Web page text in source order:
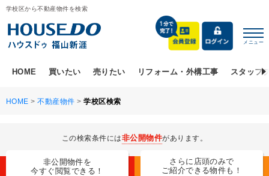
学校区から不動産物件を検索
メニュー
HOME 買いたい 売りたい リフォーム・外構工事 スタッフ
HOME >不動産物件 >学校区検索
この検索条件には非公開物件があります。
非公開物件を
今すぐ閲覧できる！
さらに店頭のみで
ご紹介できる物件も！